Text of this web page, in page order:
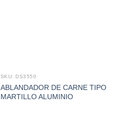
SKU: DS3550
ABLANDADOR DE CARNE TIPO
MARTILLO ALUMINIO